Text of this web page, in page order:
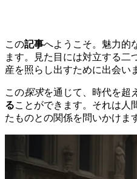
この記事へようこそ。魅力的
ます。見た目には対立する二
産を照らし出すために出会い
この探求を通じて、時代を超
ることができます。それは人
たものとの関係を問いかけま